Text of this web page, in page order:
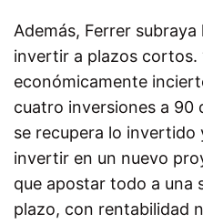
Además, Ferrer
invertir a plazos cortos.
económicamente
cuatro inversiones a 90
se recupera lo invertido
invertir en un nuevo
que apostar todo a una
plazo, con rentabilidad